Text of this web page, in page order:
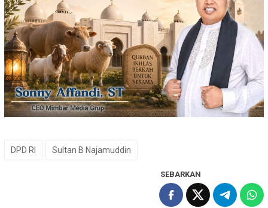
DPD RI Sultan B Najamuddin
SEBARKAN